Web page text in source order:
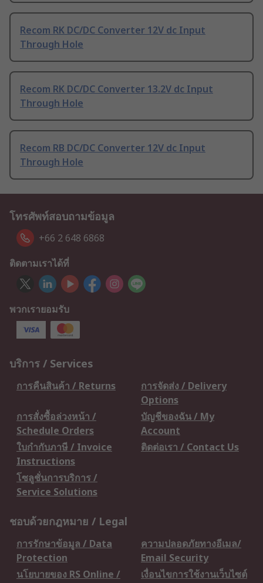
Recom RK DC/DC Converter 12V dc Input
Through Hole
Recom RK DC/DC Converter 13.2V dc Input
Through Hole
Recom RB DC/DC Converter 12V dc Input
Through Hole
โทรศัพท์สอบถามข้อมูล
+66 2 648 6868
ติดตามเราได้ที่
พวกเรายอมรับ
บริการ / Services
การคืนสินค้า / Returns
การจัดส่ง / Delivery
Options
การสั่งซื้อล่วงหน้า /
Schedule Orders
บัญชีของฉัน / My
Account
ใบกำกับภาษี / Invoice
Instructions
ติดต่อเรา / Contact Us
โซลูชั่นการบริการ /
Service Solutions
ชอบด้วยกฎหมาย / Legal
การรักษาข้อมูล / Data
Protection
ความปลอดภัยทางอีเมล/
Email Security
นโยบายของ RS Online /
เงื่อนไขการใช้งานเว็บไซต์